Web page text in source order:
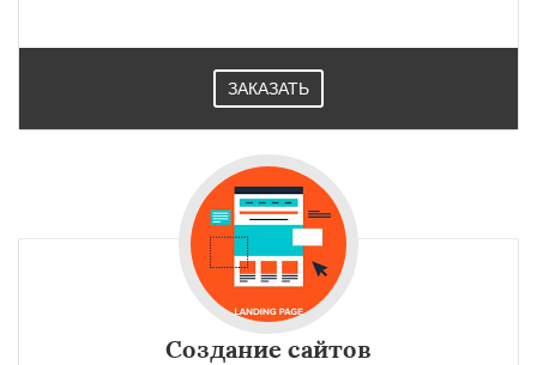
ЗАКАЗАТЬ
Создание сайтов